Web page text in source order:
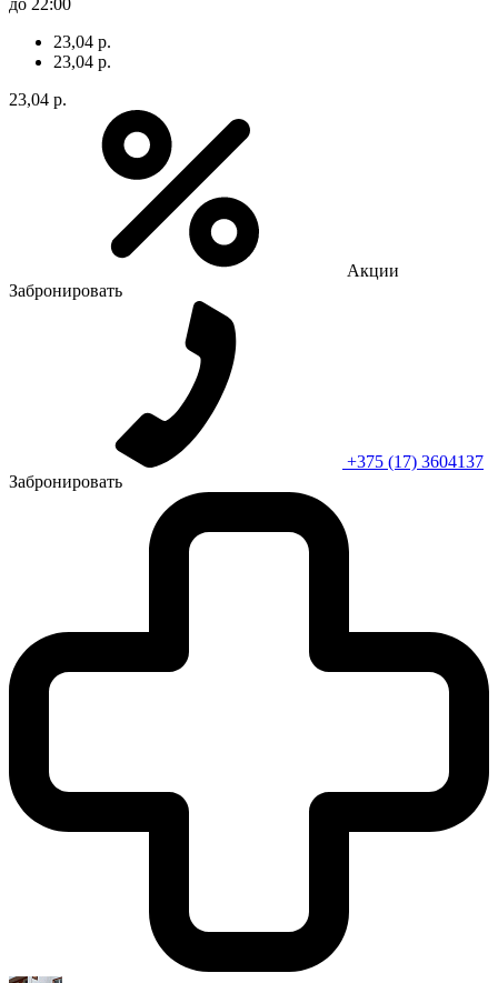
23,04 р.
23,04 р.
23,04 р.
Акции
Забронировать
+375 (17) 3604137
Забронировать